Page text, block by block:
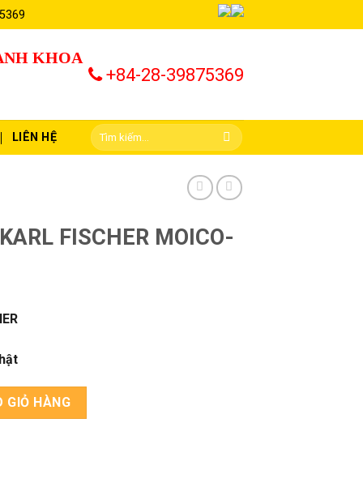
KHOA
+84-28-39875369
LIÊN HỆ
FISCHER MOICO-
A19S số lượng
GIỎ HÀNG